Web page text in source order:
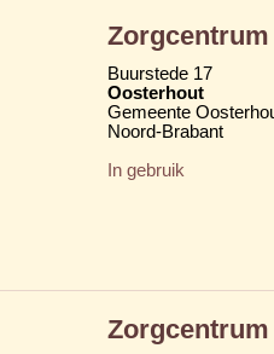
Buurstede 17
Oosterhout
Gemeente
Noord-Brabant
In gebruik
Zorgcentrum